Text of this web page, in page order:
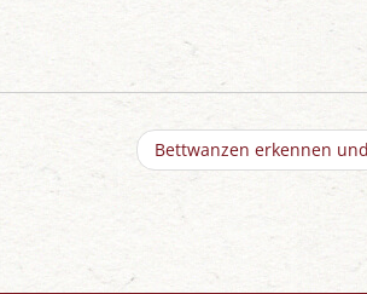
Bettwanzen erkennen